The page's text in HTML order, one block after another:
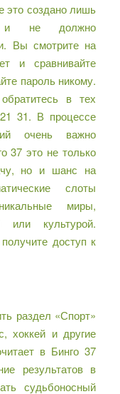
это создано лишь
и не должно
Вы смотрите на
и сравнивайте
пароль никому.
в тех
31. В процессе
очень важно
37 это не только
но и шанс на
слоты
миры,
или культурой.
доступ к
раздел «Спорт»
хоккей и другие
в Бинго 37
результатов в
судьбоносный